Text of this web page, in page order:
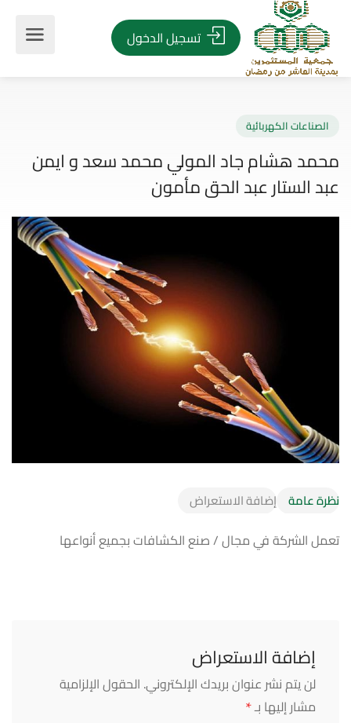
تسجيل الدخول
الكهربائية
هشام جاد المولي محمد سعد و ايمن
الستار عبد الحق مأمون
نظرة عامة إضافة الاستعراض
تعمل الشركة في مجال / صنع الكشافات بجميع أنواعها
إضافة الاستعراض
لن يتم نشر عنوان بريدك الإلكتروني. الحقول الإلزامية
مشار إليها بـ*